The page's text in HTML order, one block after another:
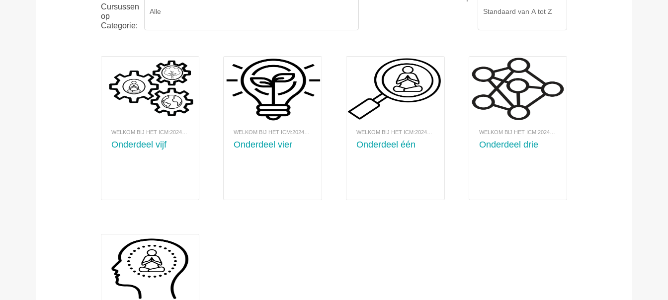
Cursussen
op
Categorie:
WELKOM BIJ HET ICM:2024-COMMUNITYPORTAAL
Onderdeel vijf
WELKOM BIJ HET ICM:2024-COMMUNITYPORTAAL
Onderdeel vier
WELKOM BIJ HET ICM:2024-COMMUNITYPORTAAL
Onderdeel één
WELKOM BIJ HET ICM:2024-COMMUNITYPORTAAL
Onderdeel drie